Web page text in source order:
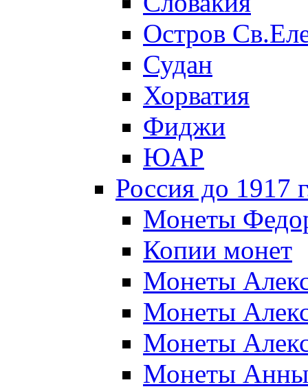
Остров
Судан
Хорватия
Фиджи
ЮАР
Россия до 1917
Монеты
Копии монет
Монеты
Монеты
Монеты
Монеты Анны